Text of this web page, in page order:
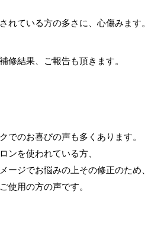
れている方の多さに、心傷みます。
修結果、ご報告も頂きます。
でのお喜びの声も多くあります。
ンを使われている方、
ージでお悩みの上その修正のため、
使用の方の声です。